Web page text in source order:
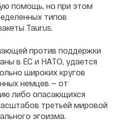
помощь, но при этом
типов
Taurus.
против поддержки
в ЕС и НАТО, удается
широких кругов
немцев — от
либо опасающихся
третьей мировой
эгоизма.